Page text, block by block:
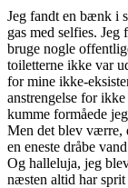
Jeg fandt en bænk i
gas med selfies.
bruge nogle
toiletterne ikke var
for mine ikke-
anstrengelse for
kumme formåede
Men det blev værre,
en eneste dråbe
Og halleluja, jeg
næsten altid har